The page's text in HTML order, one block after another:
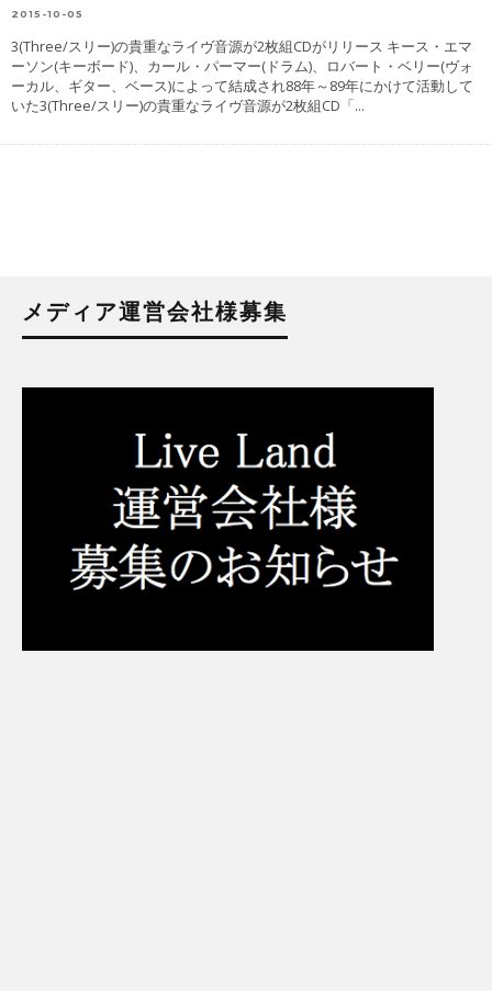
2015-10-05
3(Three/スリー)の貴重なライヴ音源が2枚組CDがリリース キース・エマ
ーソン(キーボード)、カール・パーマー(ドラム)、ロバート・ベリー(ヴォ
ーカル、ギター、ベース)によって結成され88年～89年にかけて活動して
いた3(Three/スリー)の貴重なライヴ音源が2枚組CD「...
メディア運営会社様募集